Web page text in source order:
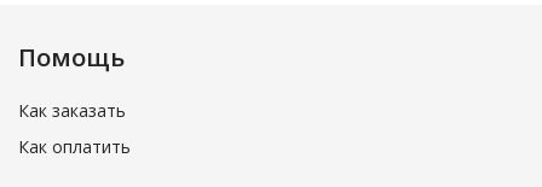
Помощь
Как заказать
Как оплатить